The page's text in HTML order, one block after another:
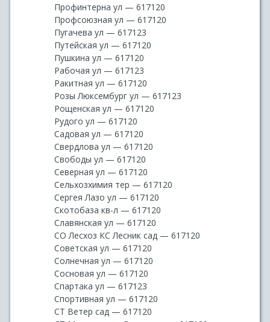
Профинтерна ул — 617120
Профсоюзная ул — 617120
Пугачева ул — 617123
Путейская ул — 617120
Пушкина ул — 617120
Рабочая ул — 617123
Ракитная ул — 617120
Розы Люксембург ул — 617123
Рощенская ул — 617120
Рудого ул — 617120
Садовая ул — 617120
Свердлова ул — 617120
Свободы ул — 617120
Северная ул — 617120
Сельхозхимия тер — 617120
Сергея Лазо ул — 617120
Скотобаза кв-л — 617120
Славянская ул — 617120
СО Лесхоз КС Лесник сад — 617120
Советская ул — 617120
Солнечная ул — 617120
Сосновая ул — 617120
Спартака ул — 617123
Спортивная ул — 617120
СТ Ветер сад — 617120